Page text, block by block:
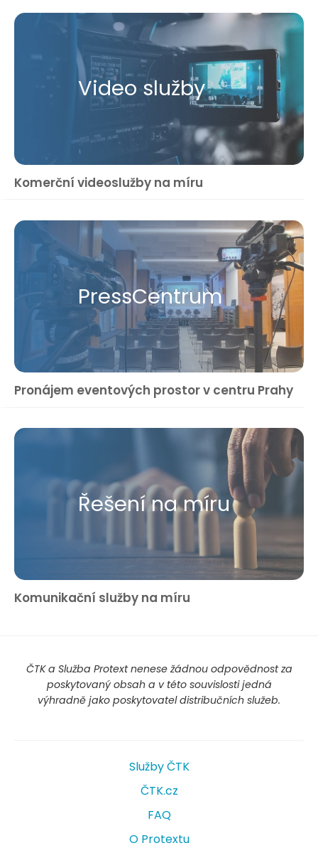
Video služby
Komerční videoslužby na míru
Press​Centrum
Pronájem eventových prostor v centru Prahy
Řešení na míru
Komunikační služby na míru
ČTK a Služba Protext nenese žádnou odpovědnost za
poskytovaný obsah a v této souvislosti jedná
výhradně jako poskytovatel distribučních služeb.
Služby ČTK
ČTK.cz
FAQ
O Protextu